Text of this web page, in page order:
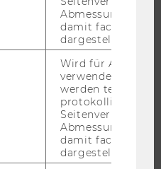
Abmessungen
damit facebook
dargestellt
Wird für Analyse-
verwendet. Unter
werden
protokolliert (z.B.
Seitenverhältnis
Abmessungen
damit facebook
dargestellt